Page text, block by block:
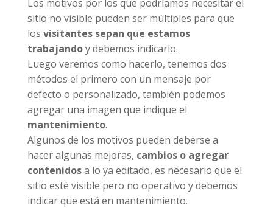
Los motivos por los que podríamos necesitar el
sitio no visible pueden ser múltiples para que
los visitantes sepan que estamos
trabajandoy debemos indicarlo.
Luego veremos como hacerlo, tenemos dos
métodos el primero con un mensaje por
defecto o personalizado, también podemos
agregar una imagen que indique el
mantenimiento.
Algunos de los motivos pueden deberse a
hacer algunas mejoras, cambios o agregar
contenidosa lo ya editado, es necesario que el
sitio esté visible pero no operativo y debemos
indicar que está en mantenimiento.